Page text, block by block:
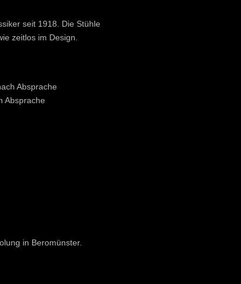
seit 1918. Die Stühle
zeitlos im Design.
Absprache
Absprache
in Beromünster.